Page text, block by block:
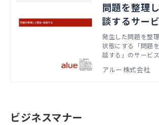
問題を整理
談するサー
ンロード
発生した問題を整
状態にする「問題
談する」のサービ
アルー株式会社
ビジネスマナー